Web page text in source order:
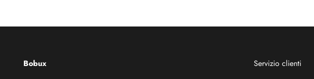
Bobux
Servizio clienti